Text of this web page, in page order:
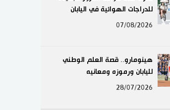
للدراجات الهوائية في اليابان
07/08/2026
هينومارو.. قصة العلم الوطني
لليابان ورموزه ومعانيه
28/07/2026